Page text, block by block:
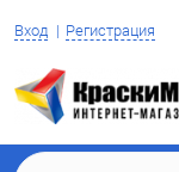
Вход Регистрация